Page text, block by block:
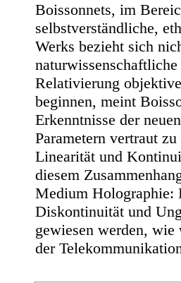
Boissonnets, im
selbstverständliche,
Werks bezieht sich
Relativierung
beginnen, meint
Erkenntnisse der
Parametern vertraut
Linearität und
diesem
Medium Holographie:
Diskontinuität und
gewiesen werden,
der